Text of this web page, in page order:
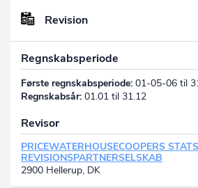
Revision
Regnskabsperiode
Første regnskabsperiode: 01-05-06 til
Regnskabsår: 01.01 til 31.12
Revisor
PRICEWATERHOUSECOOPERS
REVISIONSPARTNERSELSKAB
2900 Hellerup, DK